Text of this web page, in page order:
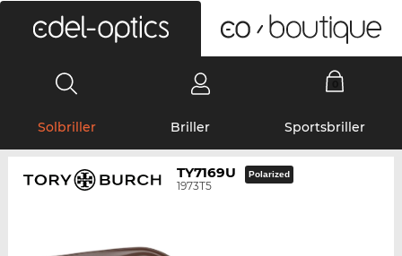
Solbriller Briller Sportsbriller
TY7169U
1973T5
Polarized